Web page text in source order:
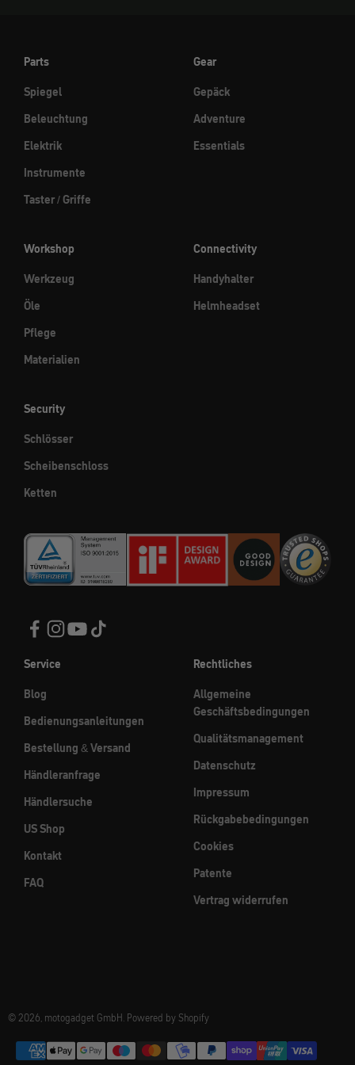
Parts
Spiegel
Beleuchtung
Elektrik
Instrumente
Taster / Griffe
Gear
Gepäck
Adventure
Essentials
Workshop
Werkzeug
Öle
Pflege
Materialien
Connectivity
Handyhalter
Helmheadset
Security
Schlösser
Scheibenschloss
Ketten
Service
Blog
Bedienungsanleitungen
Bestellung & Versand
Händleranfrage
Händlersuche
US Shop
Kontakt
FAQ
Rechtliches
Allgemeine
Geschäftsbedingungen
Qualitätsmanagement
Datenschutz
Impressum
Rückgabebedingungen
Cookies
Patente
Vertrag widerrufen
© 2026, motogadget GmbH. Powered by Shopify